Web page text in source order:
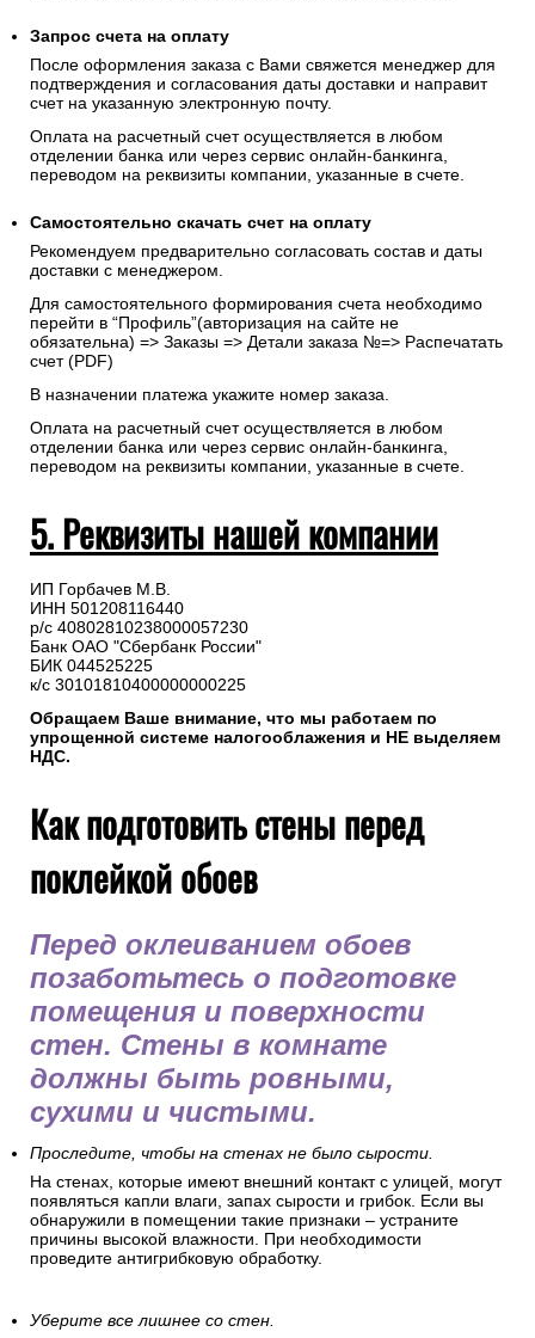
Запрос счета на оплату
После оформления заказа с Вами свяжется менеджер для
подтверждения и согласования даты доставки и направит
счет на указанную электронную почту.
Оплата на расчетный счет осуществляется в любом
отделении банка или через сервис онлайн-банкинга,
переводом на реквизиты компании, указанные в счете.
Самостоятельно скачать счет на оплату
Рекомендуем предварительно согласовать состав и даты
доставки с менеджером.
Для самостоятельного формирования счета необходимо
перейти в “Профиль”(авторизация на сайте не
обязательна) => Заказы => Детали заказа №=> Распечатать
счет (PDF)
В назначении платежа укажите номер заказа.
Оплата на расчетный счет осуществляется в любом
отделении банка или через сервис онлайн-банкинга,
переводом на реквизиты компании, указанные в счете.
5. Реквизиты нашей компании
ИП Горбачев М.В.
ИНН 501208116440
р/с 40802810238000057230
Банк ОАО "Сбербанк России"
БИК 044525225
к/с 30101810400000000225
Обращаем Ваше внимание, что мы работаем по
упрощенной системе налогооблажения и НЕ выделяем
НДС.
Как подготовить стены перед
поклейкой обоев
Перед оклеиванием обоев
позаботьтесь о подготовке
помещения и поверхности
стен. Стены в комнате
должны быть ровными,
сухими и чистыми.
Проследите, чтобы на стенах не было сырости.
На стенах, которые имеют внешний контакт с улицей, могут
появляться капли влаги, запах сырости и грибок. Если вы
обнаружили в помещении такие признаки – устраните
причины высокой влажности. При необходимости
проведите антигрибковую обработку.
Уберите все лишнее со стен.